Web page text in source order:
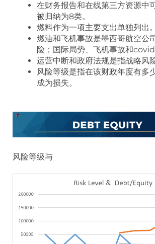
在财务报告和在线第三方资源中
被归纳为8类。
燃料作为一项主要支出单独列出。
燃油和飞机事故是墨西哥航空公
险；国际局势、飞机事故和covid
运营中断和政府法规是指战略风险
风险等级是指在该财政年度有多
成为损失。
风险等级与